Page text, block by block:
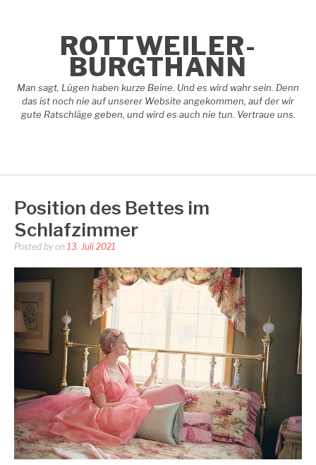
ROTTWEILER-
BURGTHANN
Man sagt, Lügen haben kurze Beine. Und es wird wahr sein. Denn
das ist noch nie auf unserer Website angekommen, auf der wir
gute Ratschläge geben, und wird es auch nie tun. Vertraue uns.
Position des Bettes im
Schlafzimmer
Posted by on 13. Juli 2021